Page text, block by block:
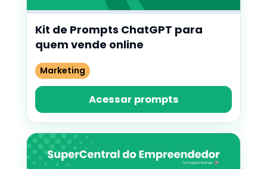
Kit de Prompts ChatGPT para
quem vende online
Marketing
Acessar prompts